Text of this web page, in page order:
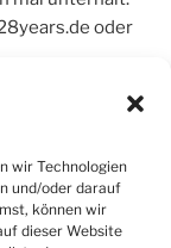
wir Technologien
und/oder darauf
können wir
dieser Website
oder